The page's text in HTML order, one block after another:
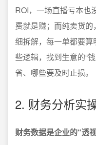
ROI，一场直播亏本也
费就是赚；而纯卖货
细拆解，每一单都要
些逻辑，找到生意的“
省、哪些要及时止损。
2. 财务分析实
财务数据是企业的“透